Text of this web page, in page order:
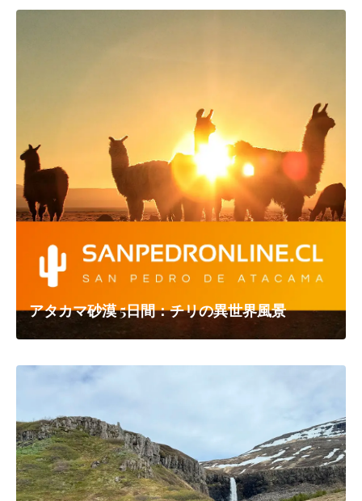
アタカマ砂漠 5日間：チリの異世界風景